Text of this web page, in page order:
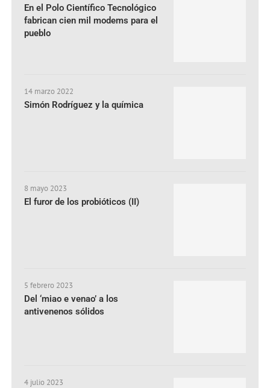
En el Polo Científico Tecnológico
fabrican cien mil modems para el
pueblo
14 marzo 2022
Simón Rodríguez y la química
8 mayo 2023
El furor de los probióticos (II)
5 febrero 2023
Del ‘miao e venao’ a los
antivenenos sólidos
4 julio 2023